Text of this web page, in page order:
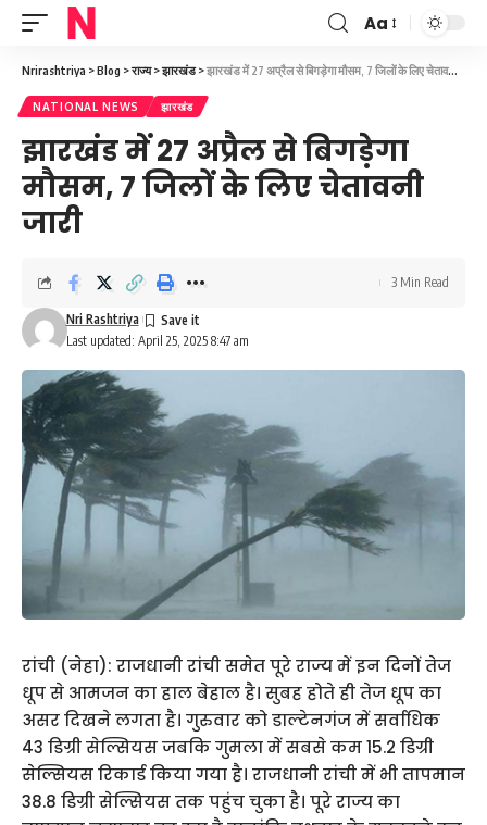
Font
Resizer
Aa
Nrirashtriya >Blog >राज्य>झारखंड>झारखंड में 27 अप्रैल से बिगड़ेगा मौसम, 7 जिलों के लिए चेतावनी जारी
NATIONAL NEWS झारखंड
झारखंड में 27 अप्रैल से बिगड़ेगा
मौसम, 7 जिलों के लिए चेतावनी
जारी
Last updated: April 25, 2025 8:47 am
Nri Rashtriya
3 Min Read
रांची (नेहा): राजधानी रांची समेत पूरे राज्य में इन दिनों तेज
धूप से आमजन का हाल बेहाल है। सुबह होते ही तेज धूप का
असर दिखने लगता है। गुरुवार को डाल्टेनगंज में सर्वाधिक
43 डिग्री सेल्सियस जबकि गुमला में सबसे कम 15.2 डिग्री
सेल्सियस रिकार्ड किया गया है। राजधानी रांची में भी तापमान
38.8 डिग्री सेल्सियस तक पहुंच चुका है। पूरे राज्य का